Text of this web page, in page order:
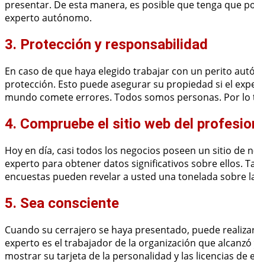
presentar. De esta manera, es posible que tenga que
experto autónomo.
3. Protección y responsabilidad
En caso de que haya elegido trabajar con un perito
protección. Esto puede asegurar su propiedad si el
mundo comete errores. Todos somos personas. Por
4. Compruebe el sitio web del
Hoy en día, casi todos los negocios poseen un sitio
experto para obtener datos significativos sobre ellos.
encuestas pueden revelar a usted una tonelada sobre
5. Sea consciente
Cuando su cerrajero se haya presentado, puede
experto es el trabajador de la organización que
mostrar su tarjeta de la personalidad y las licencias de